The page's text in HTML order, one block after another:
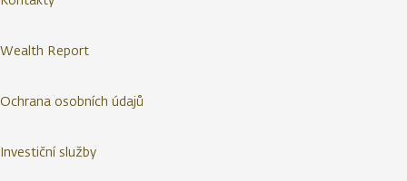
Wealth Report
Ochrana osobních údajů
Investiční služby